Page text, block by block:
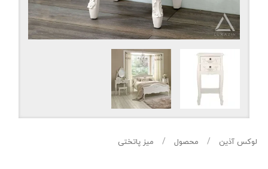
لوکس آذین محصول میز پاتختی